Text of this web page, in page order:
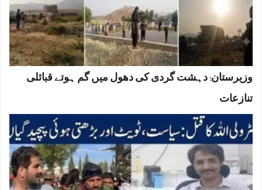
وزیرستان: دہشت گردی کی دھول میں گم ہوتے قبائلی
تنازعات